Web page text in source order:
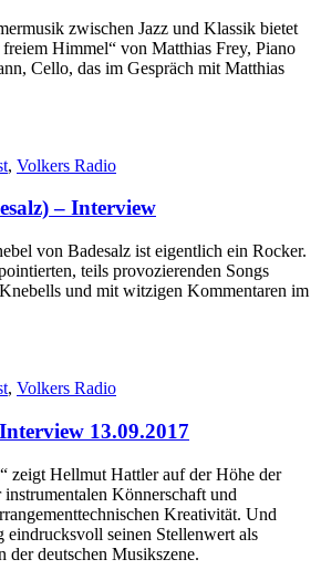
zwischen Jazz und Klassik bietet
Himmel“ von Matthias Frey, Piano
Cello, das im Gespräch mit Matthias
, Volkers Radio
– Interview
von Badesalz ist eigentlich ein Rocker.
teils provozierenden Songs
und mit witzigen Kommentaren im
, Volkers Radio
13.09.2017
zeigt Hellmut Hattler auf der Höhe der
Könnerschaft und
Kreativität. Und
eindrucksvoll seinen Stellenwert als
deutschen Musikszene.